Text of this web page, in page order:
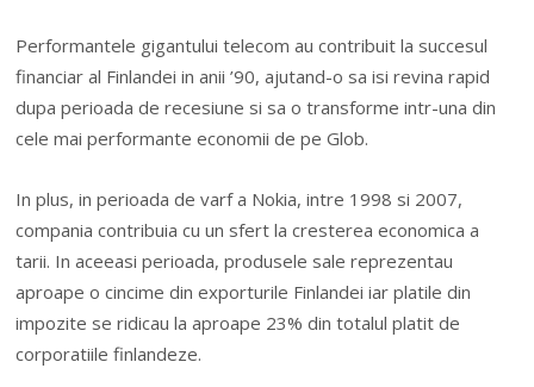
Performantele gigantului telecom au contribuit la succesul
financiar al Finlandei in anii ’90, ajutand-o sa isi revina rapid
dupa perioada de recesiune si sa o transforme intr-una din
cele mai performante economii de pe Glob.
In plus, in perioada de varf a Nokia, intre 1998 si 2007,
compania contribuia cu un sfert la cresterea economica a
tarii. In aceeasi perioada, produsele sale reprezentau
aproape o cincime din exporturile Finlandei iar platile din
impozite se ridicau la aproape 23% din totalul platit de
corporatiile finlandeze.